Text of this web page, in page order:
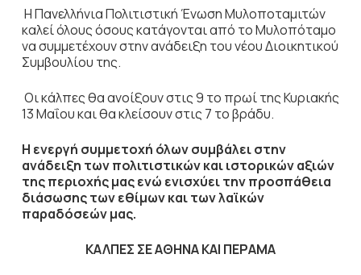
Η Πανελλήνια Πολιτιστική Ένωση Μυλοποταμιτών
καλεί όλους όσους κατάγονται από το Μυλοπόταμο
να συμμετέχουν στην ανάδειξη του νέου Διοικητικού
Συμβουλίου της.
Οι κάλπες θα ανοίξουν στις 9 το πρωί της Κυριακής
13 Μαΐου και θα κλείσουν στις 7 το βράδυ.
Η ενεργή συμμετοχή όλων συμβάλει στην
ανάδειξη των πολιτιστικών και ιστορικών αξιών
της περιοχής μας ενώ ενισχύει την προσπάθεια
διάσωσης των εθίμων και των λαϊκών
παραδόσεών μας.
ΚΑΛΠΕΣ ΣΕ ΑΘΗΝΑ ΚΑΙ ΠΕΡΑΜΑ